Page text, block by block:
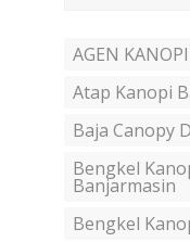
AGEN
Atap Kanopi
Baja Canopy
Bengkel
Banjarmasin
Bengkel